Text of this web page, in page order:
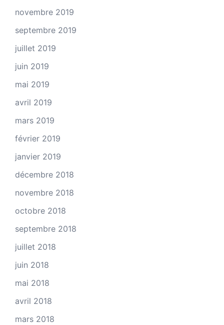
novembre 2019
septembre 2019
juillet 2019
juin 2019
mai 2019
avril 2019
mars 2019
février 2019
janvier 2019
décembre 2018
novembre 2018
octobre 2018
septembre 2018
juillet 2018
juin 2018
mai 2018
avril 2018
mars 2018